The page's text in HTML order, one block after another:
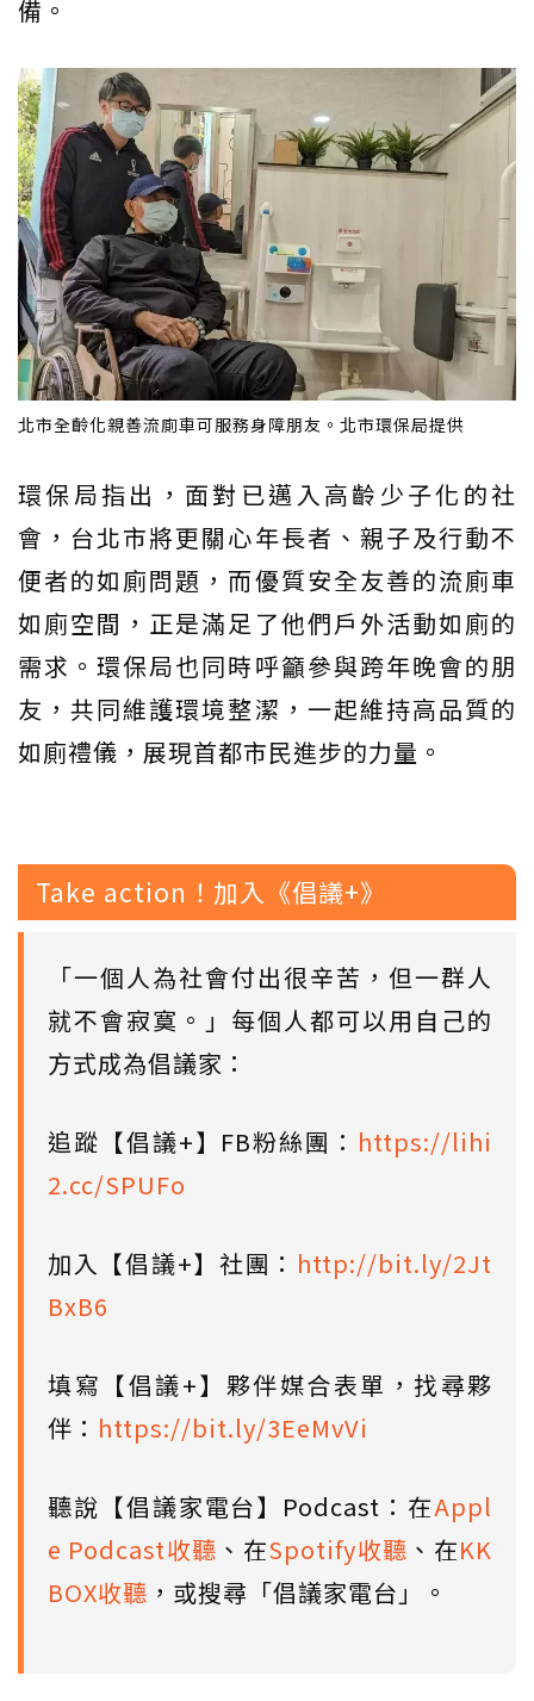
備。
北市全齡化親善流廁車可服務身障朋友。北市環保局提供
環保局指出，面對已邁入高齡少子化的社
會，台北市將更關心年長者、親子及行動不
便者的如廁問題，而優質安全友善的流廁車
如廁空間，正是滿足了他們戶外活動如廁的
需求。環保局也同時呼籲參與跨年晚會的朋
友，共同維護環境整潔，一起維持高品質的
如廁禮儀，展現首都市民進步的力量。
Take action！加入《倡議+》
「一個人為社會付出很辛苦，但一群人
就不會寂寞。」每個人都可以用自己的
方式成為倡議家：
追蹤【倡議+】FB粉絲團： https://lihi
2.cc/SPUFo
加入【倡議+】社團： http://bit.ly/2Jt
BxB6
填寫【倡議+】夥伴媒合表單，找尋夥
伴： https://bit.ly/3EeMvVi
聽說【倡議家電台】Podcast：在Appl
e Podcast收聽 、在Spotify收聽 、在KK
BOX收聽 ，或搜尋「倡議家電台」。